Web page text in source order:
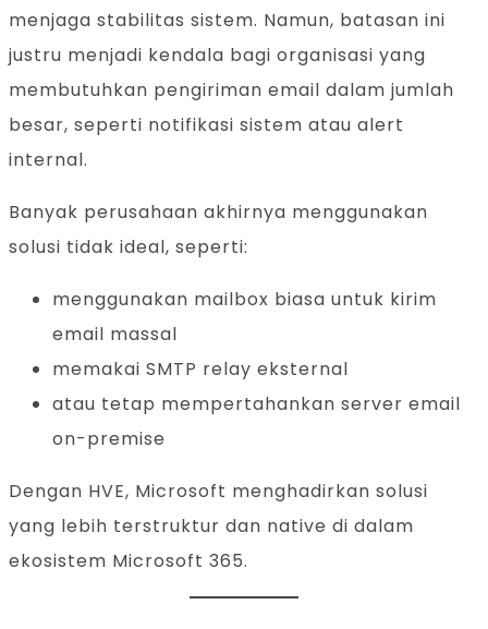
menjaga stabilitas sistem. Namun, batasan ini
justru menjadi kendala bagi organisasi yang
membutuhkan pengiriman email dalam jumlah
besar, seperti notifikasi sistem atau alert
internal.
Banyak perusahaan akhirnya menggunakan
solusi tidak ideal, seperti:
menggunakan mailbox biasa untuk kirim
email massal
memakai SMTP relay eksternal
atau tetap mempertahankan server email
on-premise
Dengan HVE, Microsoft menghadirkan solusi
yang lebih terstruktur dan native di dalam
ekosistem Microsoft 365.